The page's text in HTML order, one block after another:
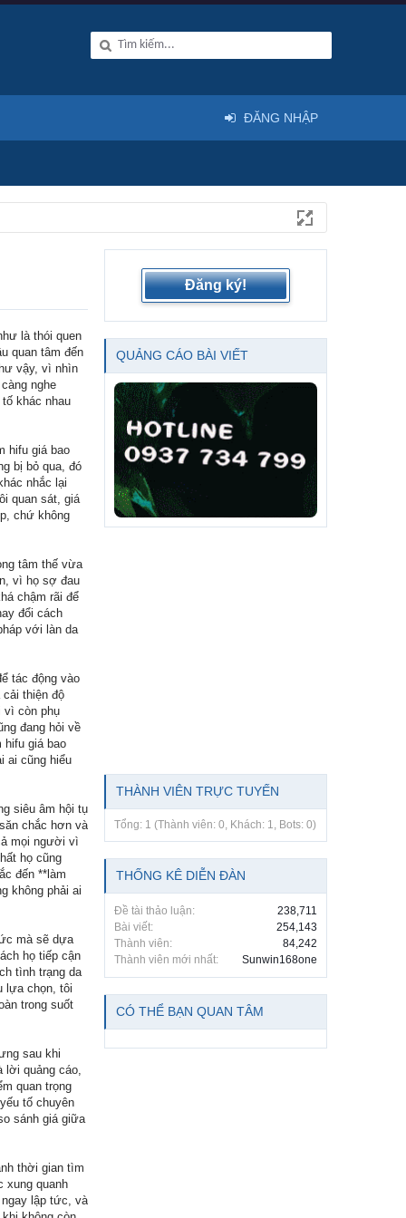
là thói quen
quan tâm đến
vậy, vì nhìn
nghe
khác nhau
hifu giá bao
bị bỏ qua, đó
nhắc lại
quan sát, giá
chứ không
tâm thế vừa
vì họ sợ đau
chậm rãi để
đổi cách
với làn da
tác động vào
thiện độ
vì còn phụ
đang hỏi về
hifu giá bao
ai cũng hiểu
siêu âm hội tụ
chắc hơn và
mọi người vì
họ cũng
đến **làm
không phải ai
mà sẽ dựa
họ tiếp cận
tình trạng da
lựa chọn, tôi
trong suốt
sau khi
lời quảng cáo,
quan trọng
tố chuyên
sánh giá giữa
thời gian tìm
xung quanh
lập tức, và
Đăng ký!
QUẢNG CÁO BÀI VIẾT
THÀNH VIÊN TRỰC TUYẾN
Tổng: 1 (Thành viên: 0, Khách: 1, Bots: 0)
THỐNG KÊ DIỄN ĐÀN
Đề tài thảo luận:
238,711
Bài viết:
254,143
Thành viên:
84,242
Thành viên mới nhất:
Sunwin168one
CÓ THỂ BẠN QUAN TÂM
ĐĂNG NHẬP